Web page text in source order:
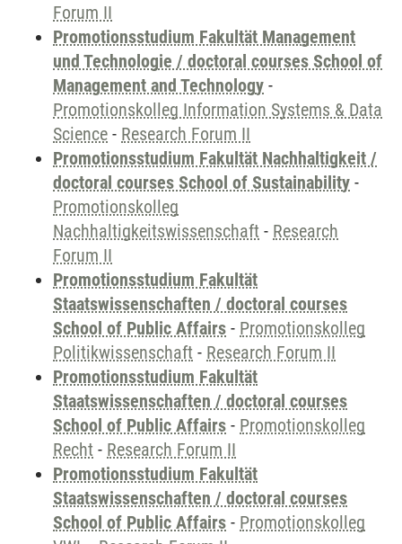
Forum II
Promotionsstudium Fakultät Management
und Technologie / doctoral courses School of
Management and Technology -
Promotionskolleg Information Systems & Data
Science - Research Forum II
Promotionsstudium Fakultät Nachhaltigkeit /
doctoral courses School of Sustainability -
Promotionskolleg
Nachhaltigkeitswissenschaft - Research
Forum II
Promotionsstudium Fakultät
Staatswissenschaften / doctoral courses
School of Public Affairs - Promotionskolleg
Politikwissenschaft - Research Forum II
Promotionsstudium Fakultät
Staatswissenschaften / doctoral courses
School of Public Affairs - Promotionskolleg
Recht - Research Forum II
Promotionsstudium Fakultät
Staatswissenschaften / doctoral courses
School of Public Affairs - Promotionskolleg